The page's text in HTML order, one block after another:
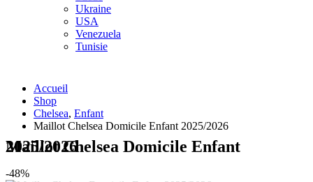
Ukraine
USA
Venezuela
Tunisie
Accueil
Shop
Chelsea, Enfant
Maillot Chelsea Domicile Enfant 2025/2026
Maillot Chelsea Domicile Enfant 2025/2026
-48%